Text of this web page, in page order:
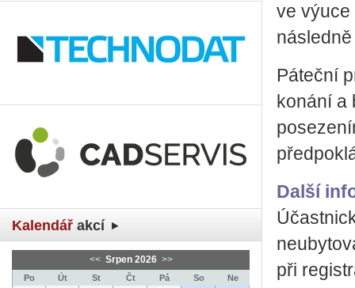
Kalendář akcí
<< Srpen 2026 >>
Po Út St Čt Pá So
Ne
ve výuce
Páteční
konání a
Další
při